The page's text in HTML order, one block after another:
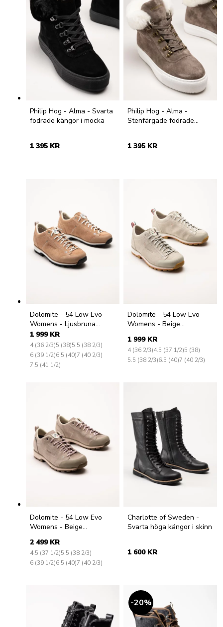
Philip Hog - Alma - Svarta
fodrade kängor i mocka
1 395 KR
Philip Hog - Alma -
Stenfärgade fodrade
1 395 KR
Dolomite - 54 Low Evo
Womens - Ljusbruna
hikingskor i mocka
1 999 KR
4 (36 2/3)5 (38)5.5 (38 2/3)
6 (39 1/2)6.5 (40)7 (40 2/3)
7.5 (41 1/2)
Dolomite - 54 Low Evo
Womens - Beige
1 999 KR
4 (36 2/3)4.5 (37 1/2)5 (38)
5.5 (38 2/3)6.5 (40)7 (40 2/3)
Dolomite - 54 Low Evo
Womens - Beige
Tex
2 499 KR
4.5 (37 1/2)5.5 (38 2/3)
6 (39 1/2)6.5 (40)7 (40 2/3)
Charlotte of Sweden -
Svarta höga kängor i skinn
1 600 KR
20%